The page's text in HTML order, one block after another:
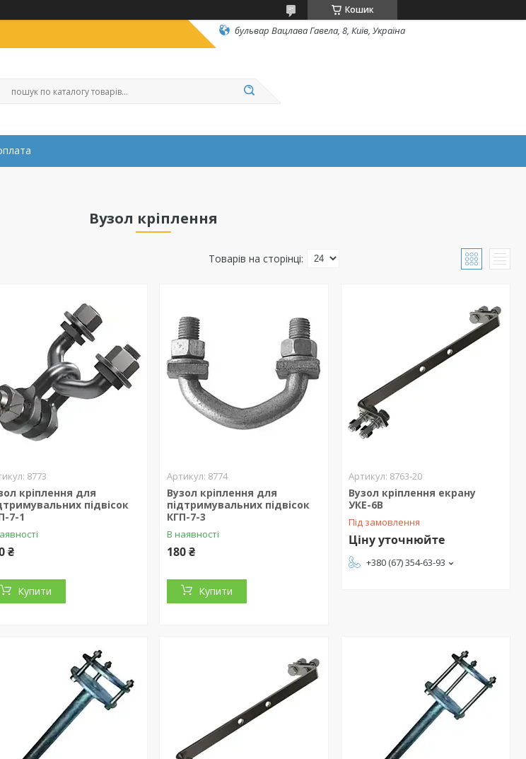
Кошик
бульвар Вацлава Гавела, 8, Київ, Україна
Вузол кріплення
8773
кріплення для
підвісок
7-1
₴
Купити
8774
Вузол кріплення для
підтримувальних підвісок
КГП-7-3
В наявності
180 ₴
Купити
8763-20
Вузол кріплення екрану
УКЕ-6В
Під замовлення
Ціну уточнюйте
+380 (67) 354-63-93